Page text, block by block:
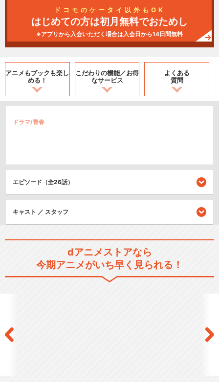
ドコモのケータイ以外もOK
はじめての方は初月無料でおためし
※アプリから入会いただく場合は入会日から14日間無料
アニメもブックも楽し
める！
こだわりの機能／お得
なサービス
よくある
質問
ドラマ/青春
エピソード（全26話）
キャスト ／ スタッフ
dアニメストアなら
今期アニメがいち早く見られる！